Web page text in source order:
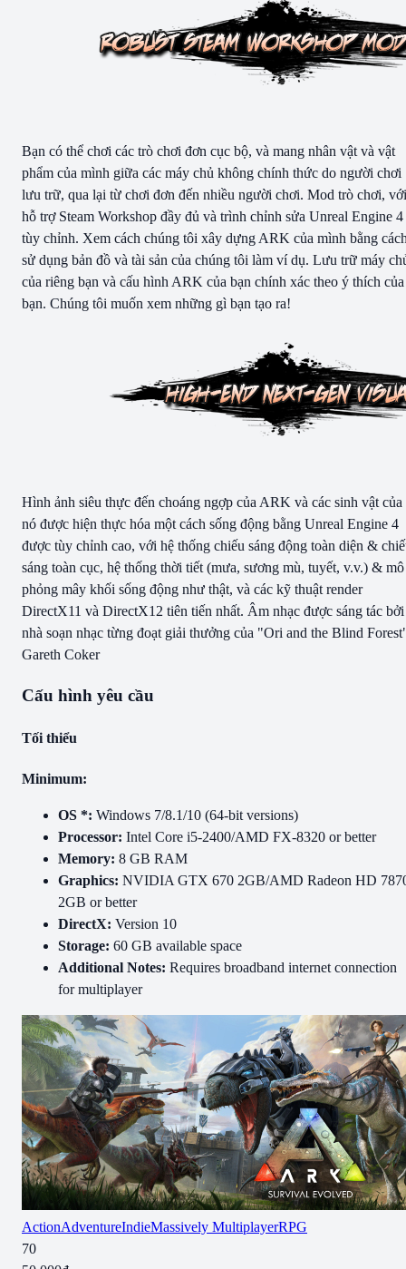
Bạn có thể chơi các trò chơi đơn cục bộ, và mang nhân vật và vật
phẩm của mình giữa các máy chủ không chính thức do người chơi
lưu trữ, qua lại từ chơi đơn đến nhiều người chơi. Mod trò chơi, với
hỗ trợ Steam Workshop đầy đủ và trình chỉnh sửa Unreal Engine 4
tùy chỉnh. Xem cách chúng tôi xây dựng ARK của mình bằng
sử dụng bản đồ và tài sản của chúng tôi làm ví dụ. Lưu trữ máy
của riêng bạn và cấu hình ARK của bạn chính xác theo ý thích của
bạn. Chúng tôi muốn xem những gì bạn tạo ra!
Hình ảnh siêu thực đến choáng ngợp của ARK và các sinh vật của
nó được hiện thực hóa một cách sống động bằng Unreal Engine 4
được tùy chỉnh cao, với hệ thống chiếu sáng động toàn diện &
sáng toàn cục, hệ thống thời tiết (mưa, sương mù, tuyết, v.v.) & mô
phỏng mây khối sống động như thật, và các kỹ thuật render
DirectX11 và DirectX12 tiên tiến nhất. Âm nhạc được sáng tác bởi
nhà soạn nhạc từng đoạt giải thưởng của "Ori and the Blind
Gareth Coker
Cấu hình yêu cầu
Tối thiểu
Minimum:
OS *: Windows 7/8.1/10 (64-bit versions)
Processor: Intel Core i5-2400/AMD FX-8320 or better
Memory: 8 GB RAM
Graphics: NVIDIA GTX 670 2GB/AMD Radeon HD
2GB or better
DirectX: Version 10
Storage: 60 GB available space
Additional Notes: Requires broadband internet connection
for multiplayer
ActionAdventureIndieMassively MultiplayerRPG
70